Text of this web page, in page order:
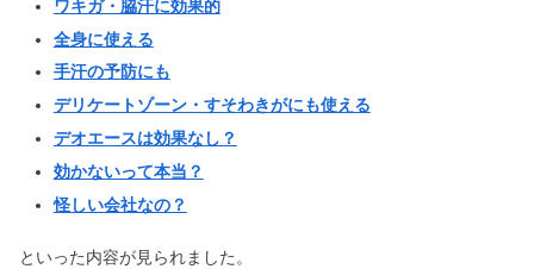
ダサい？年齢層や愛用芸能人も
ワキガ・脇汗に効果的
全身に使える
手汗の予防にも
デリケートゾーン・すそわきがにも使える
デオエースは効果なし？
効かないって本当？
怪しい会社なの？
といった内容が見られました。